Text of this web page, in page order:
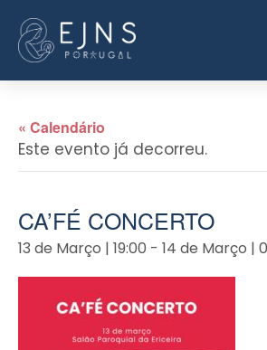
« Calendário
Este evento já decorreu.
CA’FÉ CONCERTO
13 de Março | 19:00 - 14 de Março |